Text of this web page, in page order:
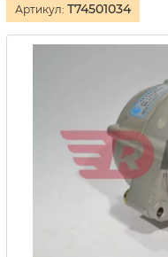
Артикул: T74501034